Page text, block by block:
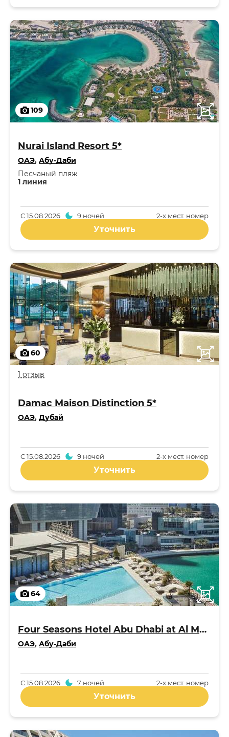
109
Nurai Island Resort 5*
ОАЭ, Абу-Даби
1 линия
Песчаный пляж
2-x мест. номер
С15.08.2026 9 ночей
Уточнить
60
1 отзыв
Damac Maison Distinction 5*
ОАЭ, Дубай
2-x мест. номер
С15.08.2026 9 ночей
Уточнить
64
Four Seasons Hotel Abu Dhabi at Al Maryah Island 5*
ОАЭ, Абу-Даби
2-x мест. номер
С15.08.2026 7 ночей
Уточнить